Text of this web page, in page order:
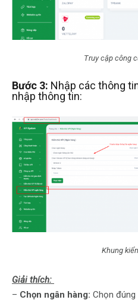
Truy cập công
Bước 3: Nhập các thông
nhập thông tin:
Khung
Giải thích:
– Chọn ngân hàng: Chọn đúng